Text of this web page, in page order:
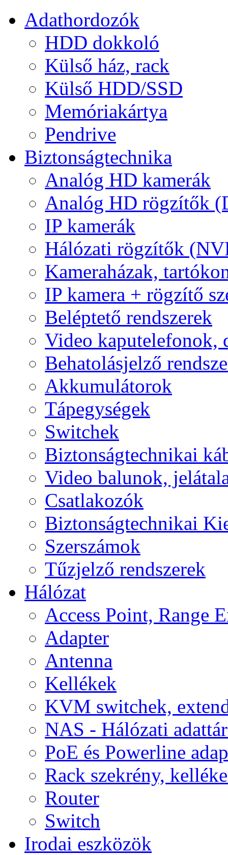
Adathordozók
HDD dokkoló
Külső ház, rack
Külső HDD/SSD
Memóriakártya
Pendrive
Biztonságtechnika
Analóg HD kamerák
Analóg HD rögzítők
IP kamerák
Hálózati rögzítők
Kameraházak,
IP kamera + rögzítő
Beléptető rendszerek
Video kaputelefonok,
Behatolásjelző
Akkumulátorok
Tápegységek
Switchek
Biztonságtechnikai
Video balunok,
Csatlakozók
Biztonságtechnikai
Szerszámok
Tűzjelző rendszerek
Hálózat
Access Point, Range
Adapter
Antenna
Kellékek
KVM switchek,
NAS - Hálózati
PoE és Powerline
Rack szekrény,
Router
Switch
Irodai eszközök